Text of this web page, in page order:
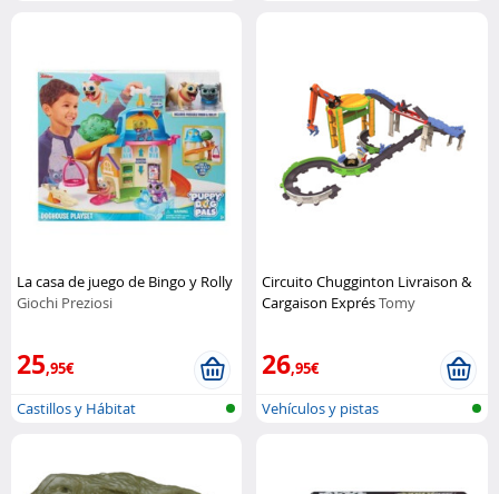
La casa de juego de Bingo y Rolly
Giochi Preziosi
25,95€
Castillos y Hábitat
Circuito Chugginton Livraison &
Cargaison ExprésTomy
26,95€
Vehículos y pistas